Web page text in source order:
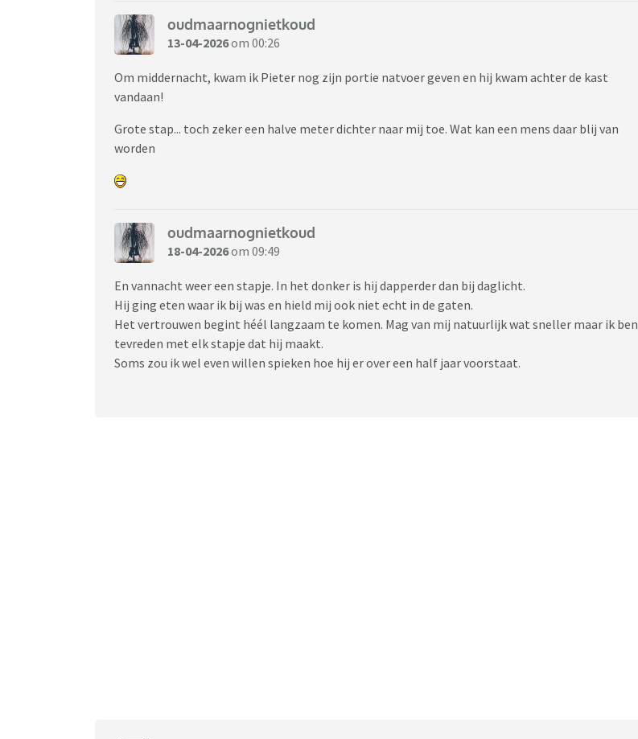
oudmaarnognietkoud
13-04-2026om 00:26
Om middernacht, kwam ik Pieter nog zijn portie natvoer geven en hij kwam achter de kast
vandaan!
Grote stap... toch zeker een halve meter dichter naar mij toe. Wat kan een mens daar blij van
worden
oudmaarnognietkoud
18-04-2026om 09:49
En vannacht weer een stapje. In het donker is hij dapperder dan bij daglicht.
Hij ging eten waar ik bij was en hield mij ook niet echt in de gaten.
Het vertrouwen begint héél langzaam te komen. Mag van mij natuurlijk wat sneller maar ik ben
tevreden met elk stapje dat hij maakt.
Soms zou ik wel even willen spieken hoe hij er over een half jaar voorstaat.